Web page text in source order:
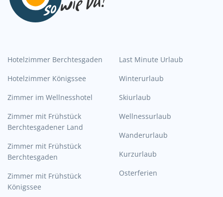
Hotelzimmer Berchtesgaden
Hotelzimmer Königssee
Zimmer im Wellnesshotel
Zimmer mit Frühstück
Berchtesgadener Land
Zimmer mit Frühstück
Berchtesgaden
Zimmer mit Frühstück
Königssee
Last Minute Urlaub
Winterurlaub
Skiurlaub
Wellnessurlaub
Wanderurlaub
Kurzurlaub
Osterferien